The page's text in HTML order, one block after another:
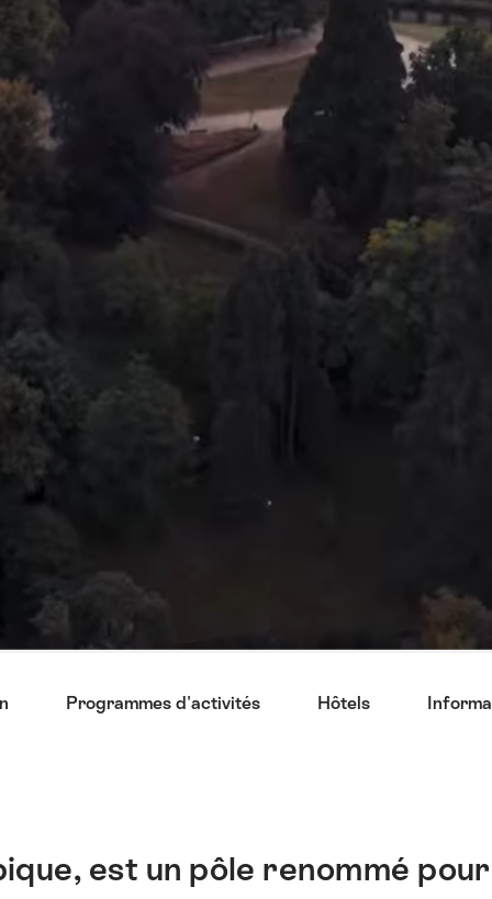
Programmes d'activités​ Hôtels
est un pôle renommé pour